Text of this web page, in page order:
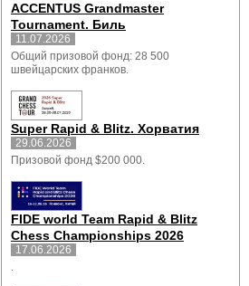
ACCENTUS Grandmaster
Tournament. Биль
11.07.2026
Общий призовой фонд: 28 500
швейцарских франков.
Super Rapid & Blitz. Хорватия
29.06.2026
Призовой фонд $200 000.
FIDE world Team Rapid & Blitz
Chess Championships 2026
17.06.2026
.